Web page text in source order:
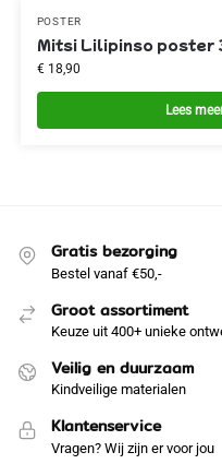
POSTER
Mitsi Lilipinso poster
€18,90
Lees
Gratis bezorging
Bestel vanaf €50,-
Groot assortiment
Keuze uit 400+ unieke
Veilig en duurzaam
Kindveilige materialen
Klantenservice
Vragen? Wij zijn er voor jou